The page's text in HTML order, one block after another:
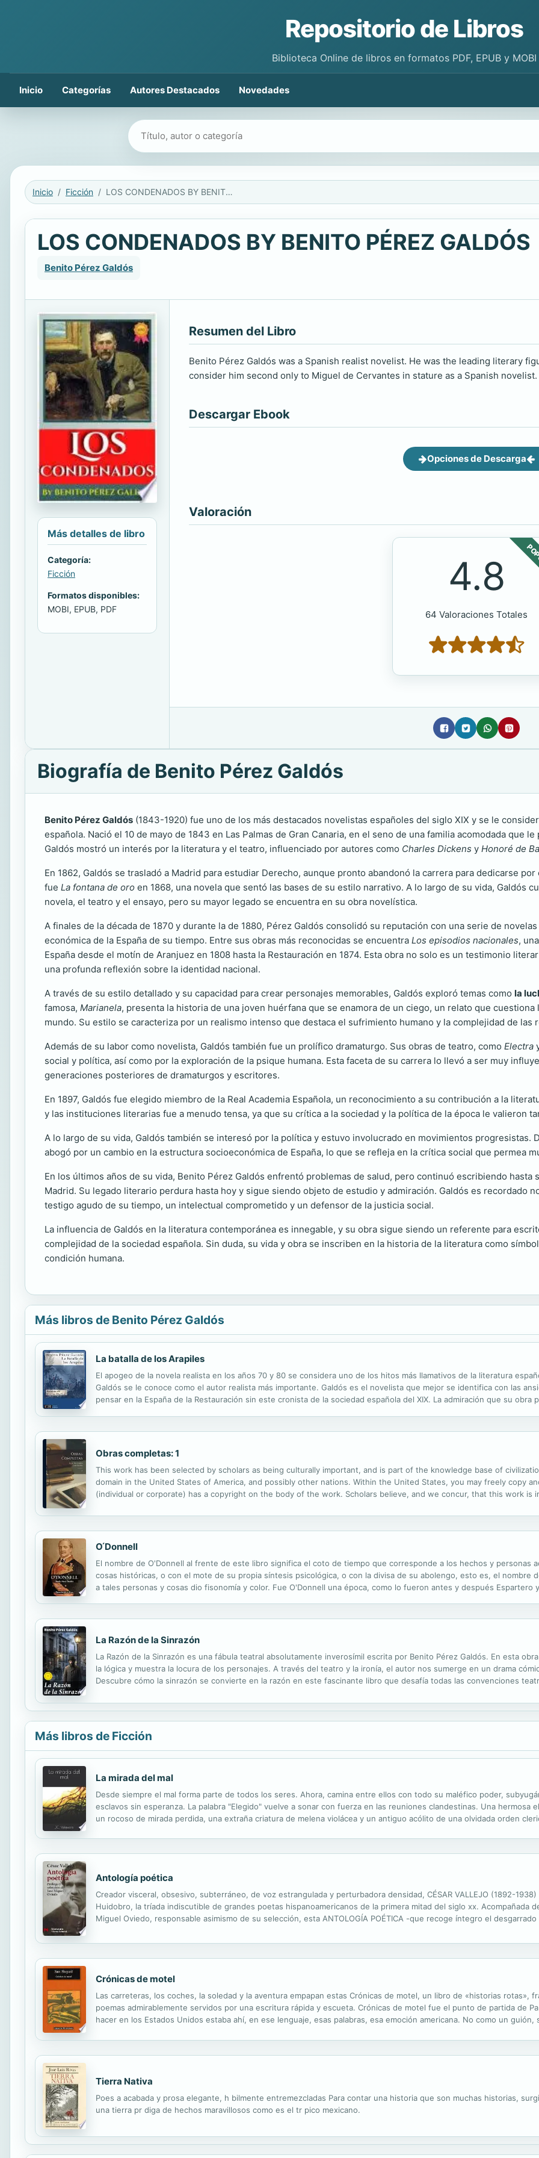
Repositorio de Libros
Biblioteca Online de libros en formatos PDF, EPUB y MOBI
Inicio Categorías Autores Destacados Novedades
Buscar libros
Inicio Ficción LOS CONDENADOS BY BENITO PÉREZ GALDÓS
LOS CONDENADOS BY BENITO PÉREZ GALDÓS
Benito Pérez Galdós
Más detalles de libro
Categoría:
Ficción
Formatos disponibles:
MOBI, EPUB, PDF
Resumen del Libro
Benito Pérez Galdós was a Spanish realist novelist. He was the leading literary
consider him second only to Miguel de Cervantes in stature as a Spanish novelist.
Descargar Ebook
Opciones de Descarga
Valoración
4.8
64 Valoraciones Totales
Biografía de Benito Pérez Galdós
Benito Pérez Galdós (1843-1920) fue uno de los más destacados novelistas españoles del siglo XIX y se le
española. Nació el 10 de mayo de 1843 en Las Palmas de Gran Canaria, en el seno de una familia acomodada que
Galdós mostró un interés por la literatura y el teatro, influenciado por autores como Charles Dickens y Honoré de
En 1862, Galdós se trasladó a Madrid para estudiar Derecho, aunque pronto abandonó la carrera para dedicarse
fue La fontana de oro en 1868, una novela que sentó las bases de su estilo narrativo. A lo largo de su vida, Galdós
novela, el teatro y el ensayo, pero su mayor legado se encuentra en su obra novelística.
A finales de la década de 1870 y durante la de 1880, Pérez Galdós consolidó su reputación con una serie de
económica de la España de su tiempo. Entre sus obras más reconocidas se encuentra Los episodios nacionales,
España desde el motín de Aranjuez en 1808 hasta la Restauración en 1874. Esta obra no solo es un testimonio
una profunda reflexión sobre la identidad nacional.
A través de su estilo detallado y su capacidad para crear personajes memorables, Galdós exploró temas como la
famosa, Marianela, presenta la historia de una joven huérfana que se enamora de un ciego, un relato que
mundo. Su estilo se caracteriza por un realismo intenso que destaca el sufrimiento humano y la complejidad de las
Además de su labor como novelista, Galdós también fue un prolífico dramaturgo. Sus obras de teatro, como Electra
social y política, así como por la exploración de la psique humana. Esta faceta de su carrera lo llevó a ser muy
generaciones posteriores de dramaturgos y escritores.
En 1897, Galdós fue elegido miembro de la Real Academia Española, un reconocimiento a su contribución a la
y las instituciones literarias fue a menudo tensa, ya que su crítica a la sociedad y la política de la época le valieron
A lo largo de su vida, Galdós también se interesó por la política y estuvo involucrado en movimientos progresistas.
abogó por un cambio en la estructura socioeconómica de España, lo que se refleja en la crítica social que permea
En los últimos años de su vida, Benito Pérez Galdós enfrentó problemas de salud, pero continuó escribiendo
Madrid. Su legado literario perdura hasta hoy y sigue siendo objeto de estudio y admiración. Galdós es recordado
testigo agudo de su tiempo, un intelectual comprometido y un defensor de la justicia social.
La influencia de Galdós en la literatura contemporánea es innegable, y su obra sigue siendo un referente para
complejidad de la sociedad española. Sin duda, su vida y obra se inscriben en la historia de la literatura como
condición humana.
Más libros de Benito Pérez Galdós
La batalla de los Arapiles
El apogeo de la novela realista en los años 70 y 80 se considera uno de los hitos más llamativos de la literatura
Galdós se le conoce como el autor realista más importante. Galdós es el novelista que mejor se identifica con las
pensar en la España de la Restauración sin este cronista de la sociedad española del XIX. La admiración que su
Obras completas: 1
This work has been selected by scholars as being culturally important, and is part of the knowledge base of
domain in the United States of America, and possibly other nations. Within the United States, you may freely copy
(individual or corporate) has a copyright on the body of the work. Scholars believe, and we concur, that this work is
O ́Donnell
El nombre de O'Donnell al frente de este libro significa el coto de tiempo que corresponde a los hechos y personas
cosas históricas, o con el mote de su propia síntesis psicológica, o con la divisa de su abolengo, esto es, el nombre
a tales personas y cosas dio fisonomía y color. Fue O'Donnell una época, como lo fueron antes y después Espartero
La Razón de la Sinrazón
La Razón de la Sinrazón es una fábula teatral absolutamente inverosímil escrita por Benito Pérez Galdós. En esta
la lógica y muestra la locura de los personajes. A través del teatro y la ironía, el autor nos sumerge en un drama
Descubre cómo la sinrazón se convierte en la razón en este fascinante libro que desafía todas las convenciones
Más libros de Ficción
La mirada del mal
Desde siempre el mal forma parte de todos los seres. Ahora, camina entre ellos con todo su maléfico poder,
esclavos sin esperanza. La palabra "Elegido" vuelve a sonar con fuerza en las reuniones clandestinas. Una hermosa
un rocoso de mirada perdida, una extraña criatura de melena violácea y un antiguo acólito de una olvidada orden
Antología poética
Creador visceral, obsesivo, subterráneo, de voz estrangulada y perturbadora densidad, CÉSAR VALLEJO (1892-
Huidobro, la tríada indiscutible de grandes poetas hispanoamericanos de la primera mitad del siglo xx. Acompañada
Miguel Oviedo, responsable asimismo de su selección, esta ANTOLOGÍA POÉTICA -que recoge íntegro el
Crónicas de motel
Las carreteras, los coches, la soledad y la aventura empapan estas Crónicas de motel, un libro de «historias rotas»,
poemas admirablemente servidos por una escritura rápida y escueta. Crónicas de motel fue el punto de partida de
hacer en los Estados Unidos estaba ahí, en ese lenguaje, esas palabras, esa emoción americana. No como un
Tierra Nativa
Poes a acabada y prosa elegante, h bilmente entremezcladas Para contar una historia que son muchas historias,
una tierra pr diga de hechos maravillosos como es el tr pico mexicano.